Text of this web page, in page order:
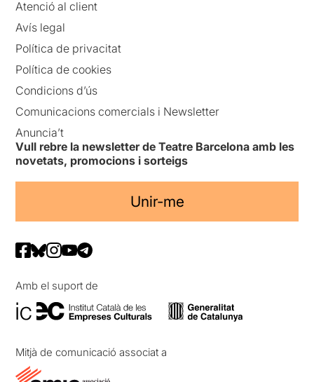
Atenció al client
Avís legal
Política de privacitat
Política de cookies
Condicions d’ús
Comunicacions comercials i Newsletter
Anuncia’t
Vull rebre la newsletter de Teatre Barcelona amb les
novetats, promocions i sorteigs
Unir-me
Amb el suport de
Mitjà de comunicació associat a